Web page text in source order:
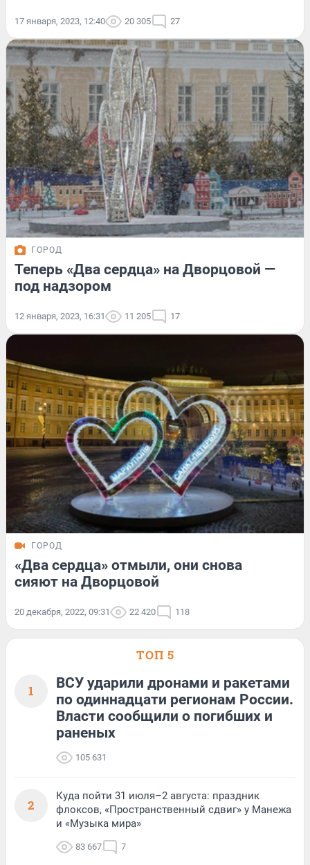
17 января, 2023, 12:40 20 305 27
ГОРОД
Теперь «Два сердца» на Дворцовой —
под надзором
12 января, 2023, 16:31 11 205 17
ГОРОД
«Два сердца» отмыли, они снова
сияют на Дворцовой
20 декабря, 2022, 09:31 22 420 118
ТОП 5
1
ВСУ ударили дронами и ракетами
по одиннадцати регионам России.
Власти сообщили о погибших и
раненых
105 631
2
Куда пойти 31 июля–2 августа: праздник
флоксов, «Пространственный сдвиг» у Манежа
и «Музыка мира»
83 667 7